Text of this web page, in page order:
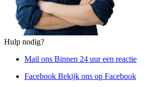
Hulp nodig?
Mail ons Binnen 24 uur een reactie
Facebook Bekijk ons op Facebook